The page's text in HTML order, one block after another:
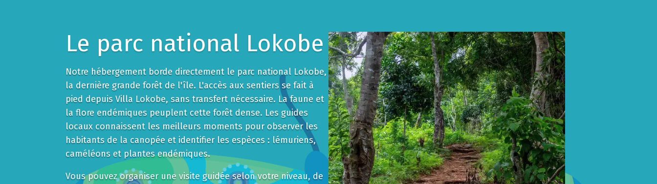
Le parc national Lokobe
Notre hébergement borde directement le parc national Lokobe,
la dernière grande forêt de l'île. L'accès aux sentiers se fait à
pied depuis Villa Lokobe, sans transfert nécessaire. La faune et
la flore endémiques peuplent cette forêt dense. Les guides
locaux connaissent les meilleurs moments pour observer les
habitants de la canopée et identifier les espèces : lémuriens,
caméléons et plantes endémiques.
Vous pouvez organiser une visite guidée selon votre niveau, de